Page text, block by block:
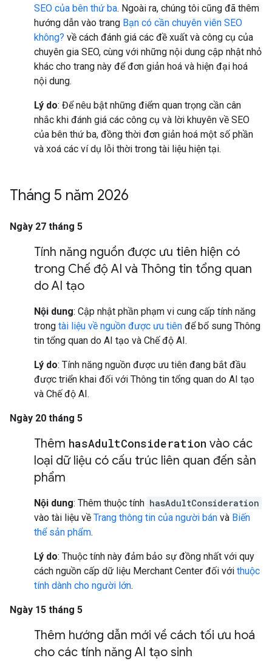
SEO của bên thứ ba. Ngoài ra, chúng tôi cũng đã thêm
hướng dẫn vào trang Bạn có cần chuyên viên SEO
không? về cách đánh giá các đề xuất và công cụ của
chuyên gia SEO, cùng với những nội dung cập nhật nhỏ
khác cho trang này để đơn giản hoá và hiện đại hoá
nội dung.
Lý do: Để nêu bật những điểm quan trọng cần cân
nhắc khi đánh giá các công cụ và lời khuyên về SEO
của bên thứ ba, đồng thời đơn giản hoá một số phần
và xoá các ví dụ lỗi thời trong tài liệu hiện tại.
Tháng 5 năm 2026
Ngày 27 tháng 5
Tính năng nguồn được ưu tiên hiện có
trong Chế độ AI và Thông tin tổng quan
do AI tạo
Nội dung: Cập nhật phần phạm vi cung cấp tính năng
trong tài liệu về nguồn được ưu tiên để bổ sung Thông
tin tổng quan do AI tạo và Chế độ AI.
Lý do: Tính năng nguồn được ưu tiên đang bắt đầu
được triển khai đối với Thông tin tổng quan do AI tạo
và Chế độ AI.
Ngày 20 tháng 5
Thêm hasAdultConsideration vào các
loại dữ liệu có cấu trúc liên quan đến sản
phẩm
Nội dung: Thêm thuộc tính hasAdultConsideration
vào tài liệu về Trang thông tin của người bán và Biến
thể sản phẩm.
Lý do: Thuộc tính này đảm bảo sự đồng nhất với quy
cách nguồn cấp dữ liệu Merchant Center đối với thuộc
tính dành cho người lớn.
Ngày 15 tháng 5
Thêm hướng dẫn mới về cách tối ưu hoá
cho các tính năng AI tạo sinh